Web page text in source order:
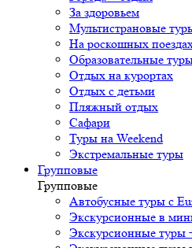
За здоровьем
Мультистрановые
На роскошных
Образовательные
Отдых на курортах
Отдых с детьми
Пляжный отдых
Сафари
Туры на Weekend
Экстремальные туры
Групповые
Групповые
Автобусные туры с
Экскурсионные в
Экскурсионные туры